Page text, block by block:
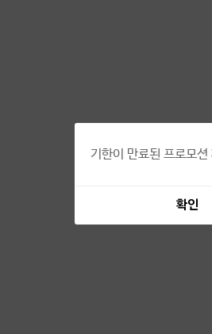
기한이 만료된 프로모
확인